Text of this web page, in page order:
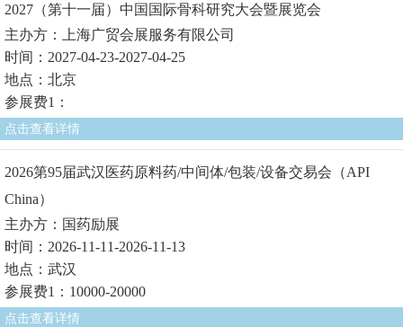
2027（第十一届）中国国际骨科研究大会暨展览会
主办方：上海广贸会展服务有限公司
时间：2027-04-23-2027-04-25
地点：北京
参展费1：
点击查看详情
2026第95届武汉医药原料药/中间体/包装/设备交易会（API
China）
主办方：国药励展
时间：2026-11-11-2026-11-13
地点：武汉
参展费1：10000-20000
点击查看详情